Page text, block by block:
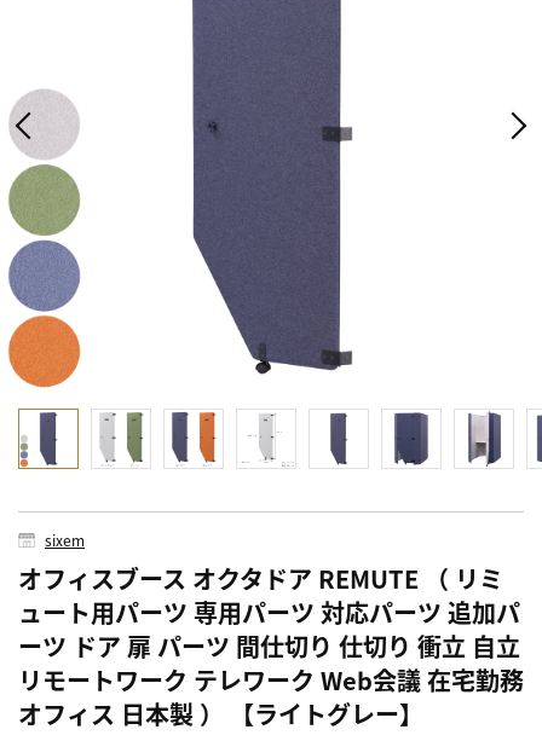
sixem
オフィスブース オクタドア REMUTE （ リミ
ュート用パーツ 専用パーツ 対応パーツ 追加パ
ーツ ドア 扉 パーツ 間仕切り 仕切り 衝立 自立
リモートワーク テレワーク Web会議 在宅勤務
オフィス 日本製 ） 【ライトグレー】